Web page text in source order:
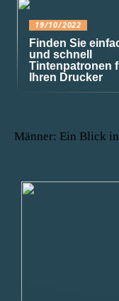
19/10/2022
Finden Sie
und schnell
Tintenpatronen
Ihren Drucker
Männer: Ein Blick